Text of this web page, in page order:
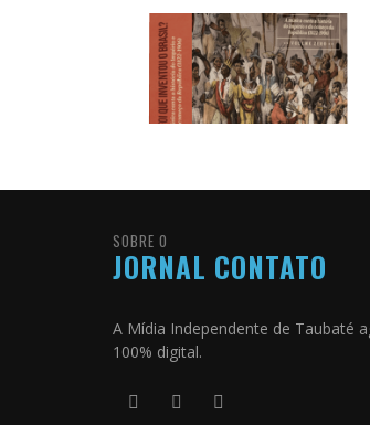
SOBRE O
JORNAL CONTATO
A Mídia Independente de Taubaté
100% digital.